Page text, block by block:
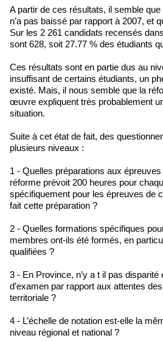
A partir de ces résultats, il semble que
n’a pas baissé par rapport à 2007, et
Sur les 2 261 candidats recensés
sont 628, soit 27.77 % des étudiants
Ces résultats sont en partie dus au
insuffisant de certains étudiants, un
existé. Mais, il nous semble que la
œuvre expliquent très probablement
situation.
Suite à cet état de fait, des
plusieurs niveaux :
1 - Quelles préparations aux
réforme prévoit 200 heures pour
spécifiquement pour les épreuves de
fait cette préparation ?
2 - Quelles formations spécifiques
membres ont-ils été formés, en
qualifiées ?
3 - En Province, n’y a t il pas disparité
d’examen par rapport aux attentes
territoriale ?
4 - L’échelle de notation est-elle la
niveau régional et national ?